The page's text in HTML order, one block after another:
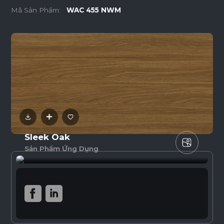
Mã Sản Phẩm: WAC 455 NWM
Sleek Oak
Sản Phẩm Ứng Dụng